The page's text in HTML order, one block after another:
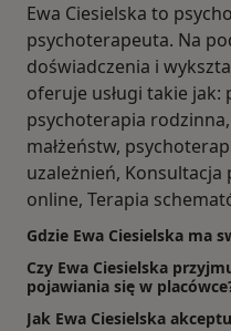
Ewa Ciesielska to
psychoterapeuta. Na
doświadczenia i
oferuje usługi takie
psychoterapia
małżeństw,
uzależnień,
online, Terapia
Gdzie Ewa Ciesielska ma
Czy Ewa Ciesielska
pojawiania się w
Jak Ewa Ciesielska